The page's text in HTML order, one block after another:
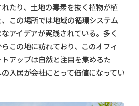
たり、土地の毒素を抜く植物が植
この場所では地域の循環システム
アイデアが実践されている。多く
この地に訪れており、このオフィ
アップは自然と注目を集めるた
入居が会社にとって価値になってい